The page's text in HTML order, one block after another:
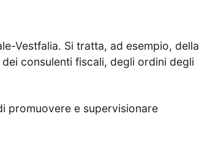
Vestfalia. Si tratta, ad esempio, della
consulenti fiscali, degli ordini degli
promuovere e supervisionare